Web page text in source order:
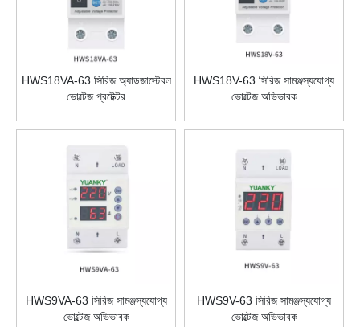
HWS18VA-63 সিরিজ অ্যাডজাস্টেবল
ভোল্টেজ প্রটেক্টর
HWS18V-63 সিরিজ সামঞ্জস্যযোগ্য
ভোল্টেজ অভিভাবক
HWS9VA-63 সিরিজ সামঞ্জস্যযোগ্য
ভোল্টেজ অভিভাবক
HWS9V-63 সিরিজ সামঞ্জস্যযোগ্য
ভোল্টেজ অভিভাবক